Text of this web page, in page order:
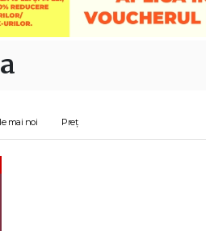
mai noi Preț